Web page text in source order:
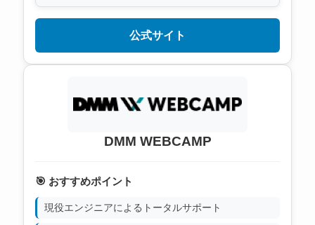
公式サイト
DMM WEBCAMP
🎯 おすすめポイント
現役エンジニアによるトータルサポート